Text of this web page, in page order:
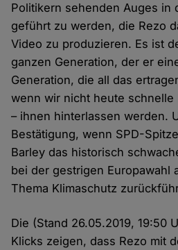
Politikern sehenden Auges in
geführt zu werden, die Rezo
Video zu produzieren. Es ist
ganzen Generation, der er
Generation, die all das
wenn wir nicht heute schnelle
– ihnen hinterlassen werden.
Bestätigung, wenn SPD-
Barley das historisch
bei der gestrigen Europawahl
Thema Klimaschutz
Die (Stand 26.05.2019, 19:50
Klicks zeigen, dass Rezo mit